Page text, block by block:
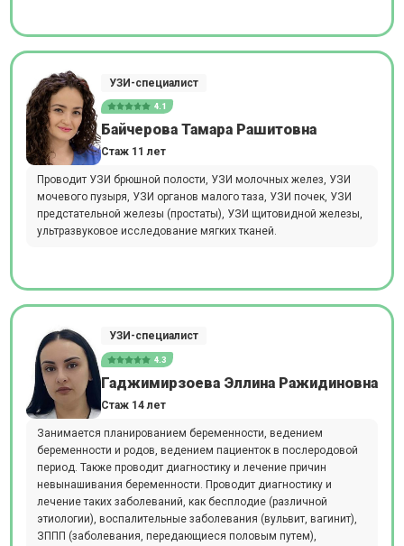
УЗИ-специалист
4.1
Байчерова Тамара Рашитовна
Стаж 11 лет
Проводит УЗИ брюшной полости, УЗИ молочных желез, УЗИ
мочевого пузыря, УЗИ органов малого таза, УЗИ почек, УЗИ
предстательной железы (простаты), УЗИ щитовидной железы,
ультразвуковое исследование мягких тканей.
УЗИ-специалист
4.3
Гаджимирзоева Эллина Ражидиновна
Стаж 14 лет
Занимается планированием беременности, ведением
беременности и родов, ведением пациенток в послеродовой
период. Также проводит диагностику и лечение причин
невынашивания беременности. Проводит диагностику и
лечение таких заболеваний, как бесплодие (различной
этиологии), воспалительные заболевания (вульвит, вагинит),
ЗППП (заболевания, передающиеся половым путем),